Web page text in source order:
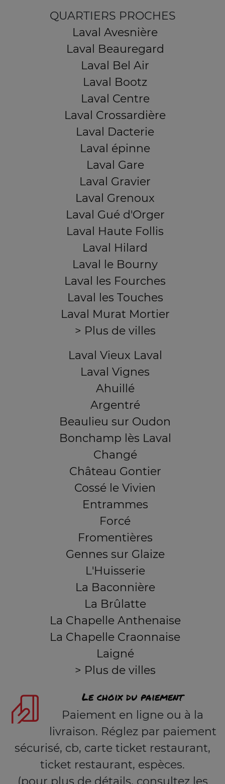
QUARTIERS PROCHES
Laval Avesnière
Laval Beauregard
Laval Bel Air
Laval Bootz
Laval Centre
Laval Crossardière
Laval Dacterie
Laval épinne
Laval Gare
Laval Gravier
Laval Grenoux
Laval Gué d'Orger
Laval Haute Follis
Laval Hilard
Laval le Bourny
Laval les Fourches
Laval les Touches
Laval Murat Mortier
> Plus de villes
Laval Vieux Laval
Laval Vignes
Ahuillé
Argentré
Beaulieu sur Oudon
Bonchamp lès Laval
Changé
Château Gontier
Cossé le Vivien
Entrammes
Forcé
Fromentières
Gennes sur Glaize
L'Huisserie
La Baconnière
La Brûlatte
La Chapelle Anthenaise
La Chapelle Craonnaise
Laigné
> Plus de villes
Le choix du paiement
Paiement en ligne ou à la
livraison. Réglez par paiement
sécurisé, cb, carte ticket restaurant,
ticket restaurant, espèces.
(pour plus de détails, consultez les